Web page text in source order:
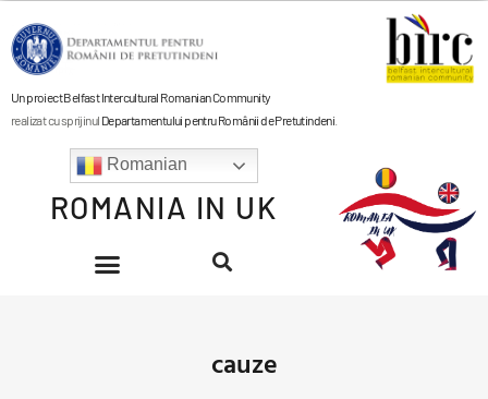
Romanian
ROMANIA IN UK
Un proiect Belfast Intercultural Romanian Community
realizat cu sprijinul Departamentului pentru Românii de Pretutindeni
cauze